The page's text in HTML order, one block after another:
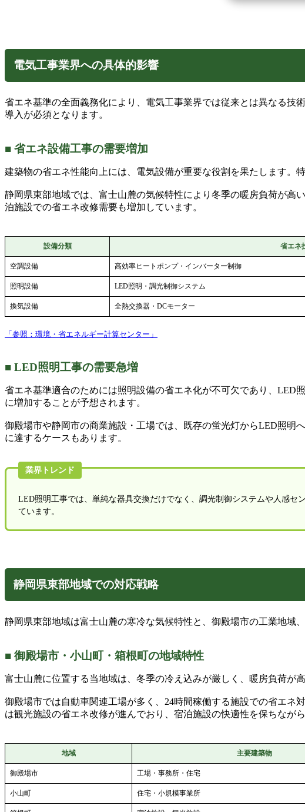
電気工事業界への具体的影響
省エネ基準の全面義務化により、電気工事業界では従来とは異なる技
導入が必須となります。
■ 省エネ設備工事の需要増加
建築物の省エネ性能向上には、電気設備が重要な役割を果たします。
静岡県東部地域では、富士山麓の気候特性により冬季の暖房負荷が高
泊施設での省エネ改修需要も増加しています。
設備分類 省エネ
空調設備 高効率ヒートポンプ・インバーター制御
照明設備 LED照明・調光制御システム
換気設備 全熱交換器・DCモーター
「参照：環境・省エネルギー計算センター」
■ LED照明工事の需要急増
省エネ基準適合のためには照明設備の省エネ化が不可欠であり、LED
に増加することが予想されます。
御殿場市や静岡市の商業施設・工場では、既存の蛍光灯からLED照明
に達するケースもあります。
業界トレンド
LED照明工事では、単純な器具交換だけでなく、調光制御システムや人感
ています。
静岡県東部地域での対応戦略
静岡県東部地域は富士山麓の寒冷な気候特性と、御殿場市の工業地域
■ 御殿場市・小山町・箱根町の地域特性
富士山麓に位置する当地域は、冬季の冷え込みが厳しく、暖房負荷が
御殿場市では自動車関連工場が多く、24時間稼働する施設での省エ
は観光施設の省エネ改修が進んでおり、宿泊施設の快適性を保ちなが
地域 主要建築物
御殿場市 工場・事務所・住宅
小山町 住宅・小規模事業所